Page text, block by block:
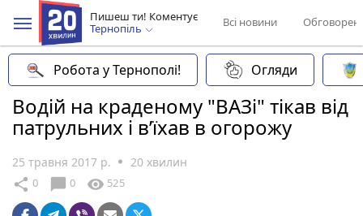
Пишеш ти! Коментує
Тернопіль
Всі новини
Робота у Тернополі! Огляди
Водій на краденому "ВАЗі" тікав від
патрульних і в’їхав в огорожу
25 травня 2017 р. 20 хвилин
share 0 chat_bubble 0 visibility 525